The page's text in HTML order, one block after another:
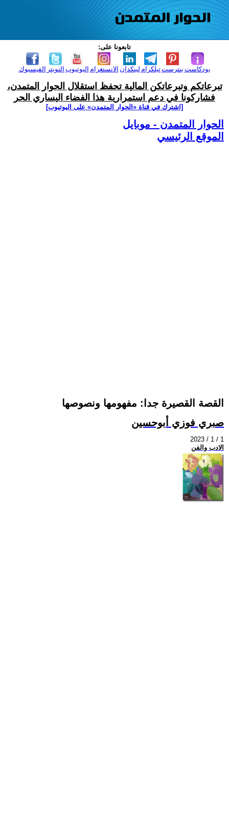
تابعونا على:
الفيسبوك التويتر اليوتيوب الانستغرام لينكدإن تيلكرامبنترست بودكاست
تبرعاتكم وتبرعاتكن المالية تحفظ استقلال الحوار المتمدن،
فشاركونا في دعم استمرارية هذا الفضاء اليساري الحر
[اشترك في قناة ‫«الحوار المتمدن» على اليوتيوب]
الحوار المتمدن - موبايل
الموقع الرئيسي
القصة القصيرة جدا: مفهومها ونصوصها
صبري فوزي أبوحسين
2023 / 1 / 1
الادب والفن